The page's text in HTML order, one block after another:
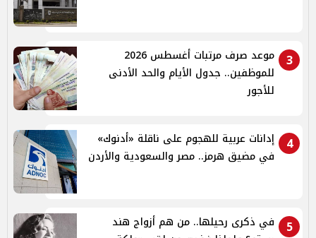
3
موعد صرف مرتبات أغسطس 2026
للموظفين.. جدول الأيام والحد الأدنى
للأجور
4
إدانات عربية للهجوم على ناقلة «أدنوك»
في مضيق هرمز.. مصر والسعودية والأردن
5
في ذكرى رحيلها.. من هم أزواج هند